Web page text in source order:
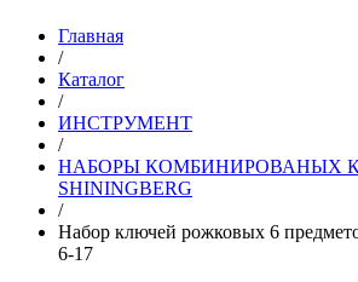
Главная
/
Каталог
/
ИНСТРУМЕНТ
/
НАБОРЫ КОМБИНИРОВАНЫХ
SHININGBERG
/
Набор ключей рожковых 6
6-17